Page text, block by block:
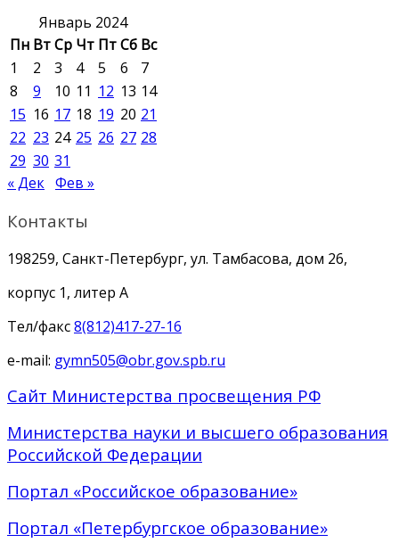
Январь 2024
Пн ВтСр Чт ПтСб Вс
1
2 3 4 5 6
7
8
9 10 11 12 13 14
15 16 17 18 19 20 21
22 23 24 25 26 27 28
29 30 31
« Дек Фев »
Контакты
198259, Санкт-Петербург, ул. Тамбасова, дом 26,
корпус 1, литер А
Тел/факс8(812)417-27-16
e-mail: gymn505@obr.gov.spb.ru
Сайт Министерства просвещения РФ
Министерства науки и высшего образования
Российской Федерации
Портал «Российское образование»
Портал «Петербургское образование»